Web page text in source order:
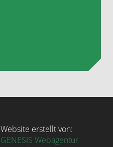
Website erstellt von:
GENESIS Webagentur